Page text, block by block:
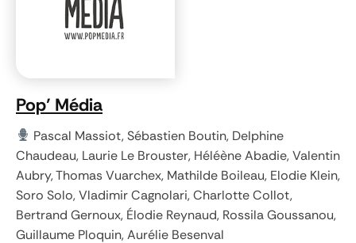
Pop’ Média
Pascal Massiot, Sébastien Boutin, Delphine
Chaudeau, Laurie Le Brouster, Héléène Abadie, Valentin
Aubry, Thomas Vuarchex, Mathilde Boileau, Elodie Klein,
Soro Solo, Vladimir Cagnolari, Charlotte Collot,
Bertrand Gernoux, Élodie Reynaud, Rossila Goussanou,
Guillaume Ploquin, Aurélie Besenval